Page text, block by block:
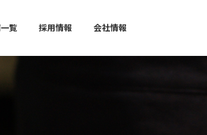
覧 採用情報 会社情報